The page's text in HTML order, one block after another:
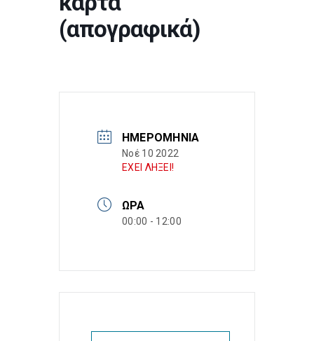
(απογραφικά)
ΗΜΕΡΟΜΗΝΊΑ
Νοέ 10 2022
ΕΧΕΙ ΛΗΞΕΙ!
ΏΡΑ
00:00 - 12:00